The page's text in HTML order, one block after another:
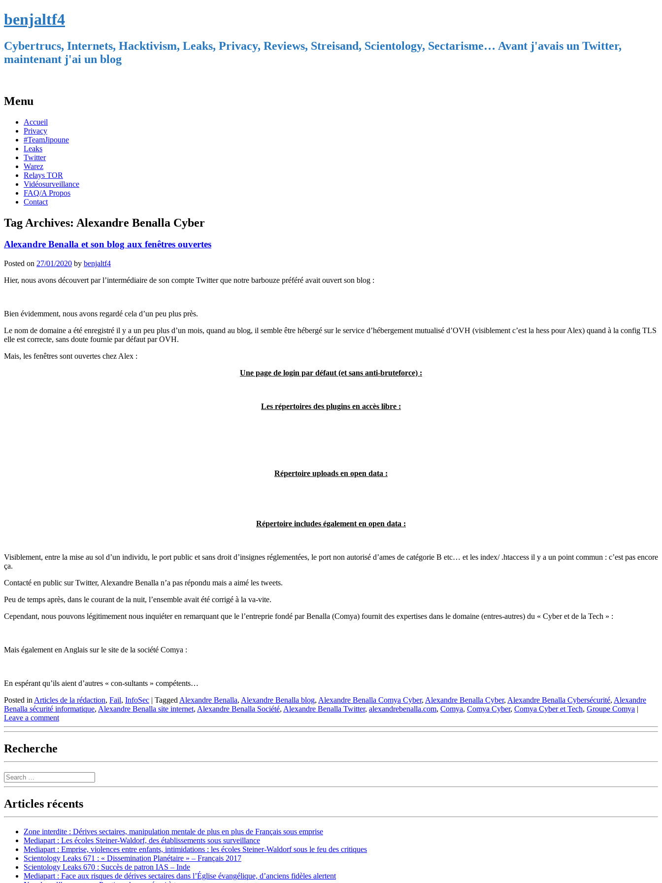
benjaltf4
Cybertrucs, Internets, Hacktivism, Leaks, Privacy, Reviews, Streisand, Scientology, Sectarisme… Avant j'avais un Twitter,
maintenant j'ai un blog
Menu
Skip
content
Accueil
Privacy
#TeamJipoune
Leaks
Twitter
Warez
Relays TOR
Vidéosurveillance
FAQ/A Propos
Contact
Tag Archives: Alexandre Benalla Cyber
Alexandre Benalla et son blog aux fenêtres ouvertes
Posted on 27/01/2020 by benjaltf4
Hier, nous avons découvert par l’intermédiaire de son compte Twitter que notre barbouze préféré avait ouvert son blog :
Bien évidemment, nous avons regardé cela d’un peu plus près.
Le nom de domaine a été enregistré il y a un peu plus d’un mois, quand au blog, il semble être hébergé sur le service d’hébergement mutualisé d’OVH (visiblement c’est la hess pour Alex) quand à la config TLS
elle est correcte, sans doute fournie par défaut par OVH.
Mais, les fenêtres sont ouvertes chez Alex :
Une page de login par défaut (et sans anti-bruteforce) :
Les répertoires des plugins en accès libre :
Répertoire uploads en open data :
Répertoire includes également en open data :
Visiblement, entre la mise au sol d’un individu, le port public et sans droit d’insignes réglementées, le port non autorisé d’ames de catégorie B etc… et les index/ .htaccess il y a un point commun : c’est pas encore
ça.
Contacté en public sur Twitter, Alexandre Benalla n’a pas répondu mais a aimé les tweets.
Peu de temps après, dans le courant de la nuit, l’ensemble avait été corrigé à la va-vite.
Cependant, nous pouvons légitimement nous inquiéter en remarquant que le l’entreprie fondé par Benalla (Comya) fournit des expertises dans le domaine (entres-autres) du « Cyber et de la Tech » :
Mais également en Anglais sur le site de la société Comya :
En espérant qu’ils aient d’autres « con-sultants » compétents…
Posted in Articles de la rédaction, Fail, InfoSec | Tagged Alexandre Benalla, Alexandre Benalla blog, Alexandre Benalla Comya Cyber, Alexandre Benalla Cyber, Alexandre Benalla Cybersécurité, Alexandre
Benalla sécurité informatique, Alexandre Benalla site internet, Alexandre Benalla Société, Alexandre Benalla Twitter, alexandrebenalla.com, Comya, Comya Cyber, Comya Cyber et Tech, Groupe Comya |
Leave a comment
Recherche
Search
Articles récents
Zone interdite : Dérives sectaires, manipulation mentale de plus en plus de Français sous emprise
Mediapart : Les écoles Steiner-Waldorf, des établissements sous surveillance
Mediapart : Emprise, violences entre enfants, intimidations : les écoles Steiner-Waldorf sous le feu des critiques
Scientology Leaks 671 : « Dissemination Planétaire » – Français 2017
Scientology Leaks 670 : Succès de patron IAS – Inde
Mediapart : Face aux risques de dérives sectaires dans l’Église évangélique, d’anciens fidèles alertent